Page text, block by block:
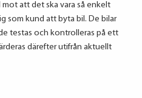
mot att det ska vara så enkelt
som kund att byta bil. De bilar
testas och kontrolleras på ett
därefter utifrån aktuellt